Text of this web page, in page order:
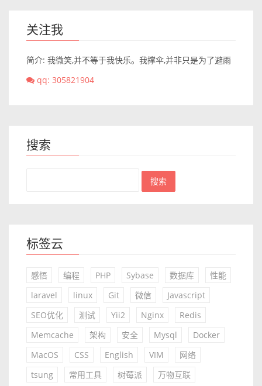
关注我
简介: 我微笑,并不等于我快乐。我撑伞,并非只是为了避雨
qq: 305821904
搜索
标签云
感悟 编程 PHP Sybase 数据库
性能
laravel
linux Git 微信
Javascript
SEO优化
测试 Yii2 Nginx
Redis
Memcache
架构 安全 Mysql
Docker
MacOS
CSS English VIM
网络
tsung
常用工具 树莓派
万物互联